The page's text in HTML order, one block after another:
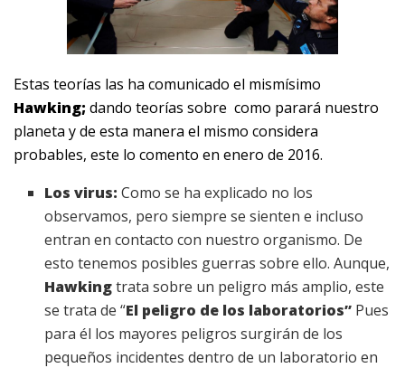
Estas teorías las ha comunicado el mismísimo
Hawking; dando teorías sobre como parará nuestro
planeta y de esta manera el mismo considera
probables, este lo comento en enero de 2016.
Los virus:Como se ha explicado no los
observamos, pero siempre se sienten e incluso
entran en contacto con nuestro organismo. De
esto tenemos posibles guerras sobre ello. Aunque,
Hawkingtrata sobre un peligro más amplio, este
se trata de “El peligro de los laboratorios” Pues
para él los mayores peligros surgirán de los
pequeños incidentes dentro de un laboratorio en